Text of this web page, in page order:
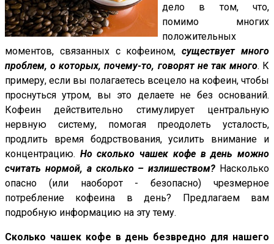
дело в том, что,
помимо многих
положительных
моментов, связанных с кофеином,существует много
проблем, о которых, почему-то, говорят не так много. К
примеру, если вы полагаетесь всецело на кофеин, чтобы
проснуться утром, вы это делаете не без оснований.
Кофеин действительно стимулирует центральную
нервную систему, помогая преодолеть усталость,
продлить время бодрствования, усилить внимание и
концентрацию. Но сколько чашек кофе в день можно
считать нормой, а сколько – излишеством? Насколько
опасно (или наоборот - безопасно) чрезмерное
потребление кофеина в день? Предлагаем вам
подробную информацию на эту тему.
Сколько чашек кофе в день безвредно для нашего